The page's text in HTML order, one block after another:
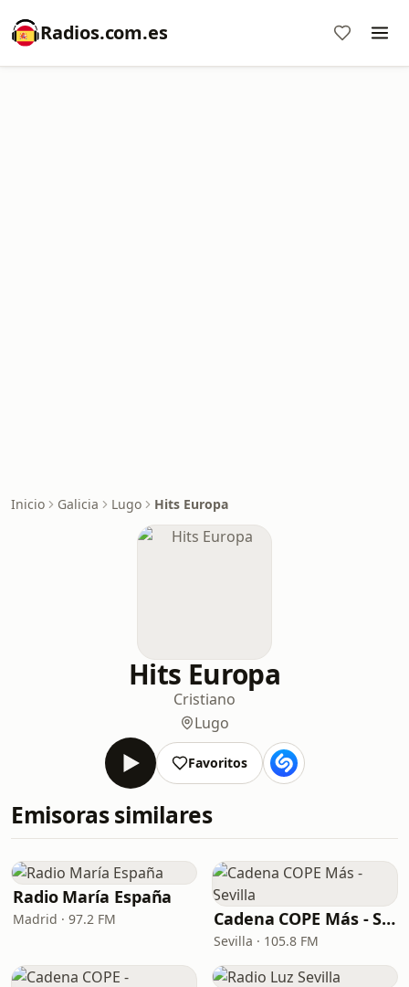
Radios.com.es
Inicio Galicia Lugo Hits Europa
Hits Europa
Cristiano
Lugo
Favoritos
Emisoras similares
Radio María España
Madrid · 97.2 FM Cadena COPE Más - Sevilla
Sevilla · 105.8 FM